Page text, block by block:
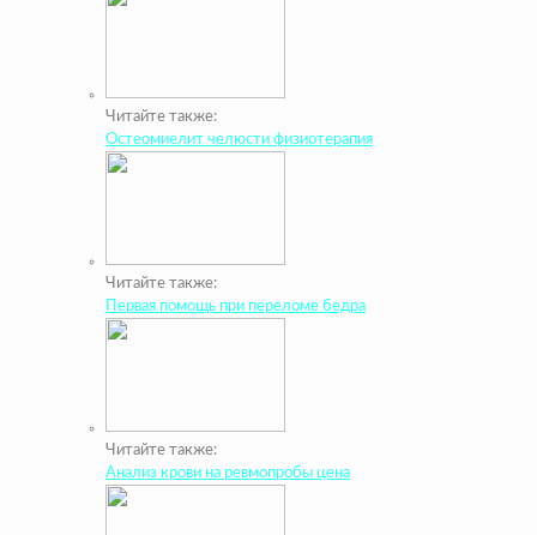
Читайте также:
Остеомиелит челюсти физиотерапия
Читайте также:
Первая помощь при переломе бедра
Читайте также:
Анализ крови на ревмопробы цена